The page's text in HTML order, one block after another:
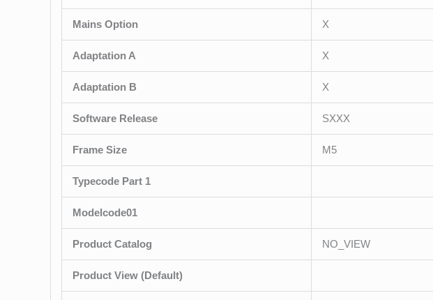
Mains Option X
Adaptation A X
Adaptation B X
Software Release SXXX
Frame Size M5
Typecode Part 1
Modelcode01
Product Catalog NO_VIEW
Product View (Default)